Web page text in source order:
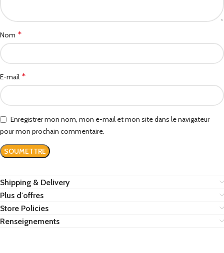
Nom *
E-mail *
Enregistrer mon nom, mon e-mail et mon site dans le navigateur
pour mon prochain commentaire.
Shipping & Delivery
Plus d'offres
Store Policies
Renseignements